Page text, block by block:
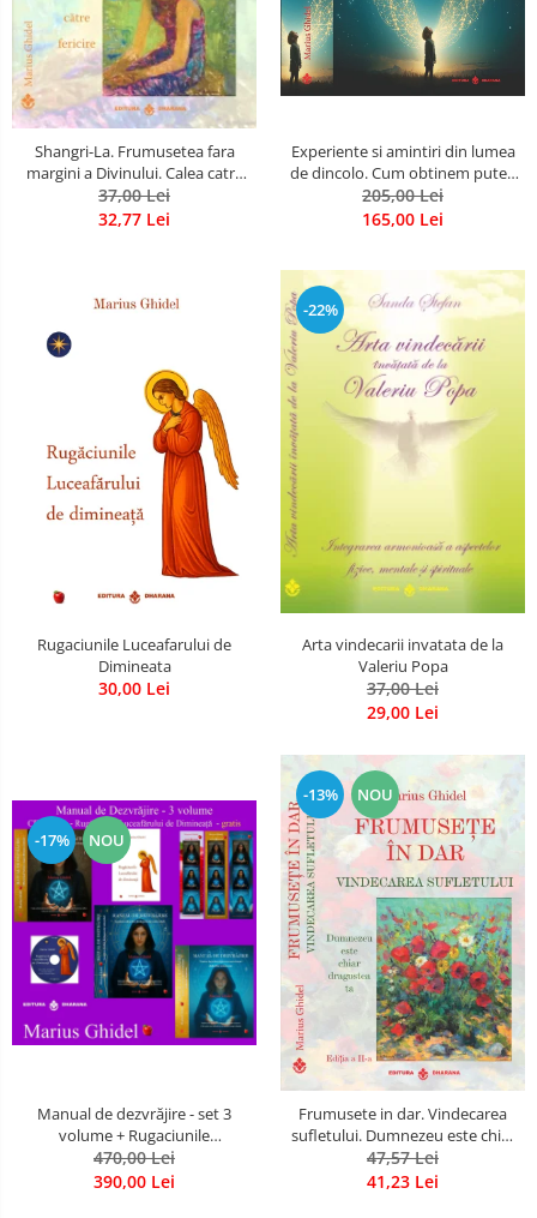
Shangri-La. Frumusetea fara
margini a Divinului. Calea catre
fericire
37,00 Lei
32,77 Lei
Experiente si amintiri din lumea
de dincolo. Cum obtinem puteri
extrasenzoriale - cu exercitii
205,00 Lei
165,00 Lei
Rugaciunile Luceafarului de
Dimineata
30,00 Lei
-22%
Arta vindecarii invatata de la
Valeriu Popa
37,00 Lei
29,00 Lei
-17% NOU
Manual de dezvrăjire - set 3
volume + Rugaciunile
Luceafarului de Dimineata -
Gratuit)
470,00 Lei
390,00 Lei
-13% NOU
Frumusete in dar. Vindecarea
sufletului. Dumnezeu este chiar
dragostea ta. Editia a 2-a
47,57 Lei
41,23 Lei